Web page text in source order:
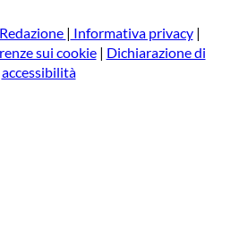
a
Redazione | Informativa privacy|
sui cookie| Dichiarazione di
accessibilità